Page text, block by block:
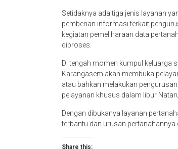
Setidaknya ada tiga jenis layanan
pemberian informasi terkait
kegiatan pemeliharaan data
diproses.
Di tengah momen kumpul keluarga
Karangasem akan membuka
atau bahkan melakukan
pelayanan khusus dalam libur
Dengan dibukanya layanan
terbantu dan urusan pertanahannya
Share this: